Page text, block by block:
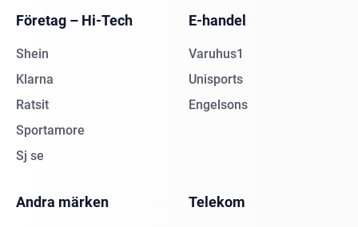
Företag – Hi-Tech
Shein
Klarna
Ratsit
Sportamore
Sj se
E-handel
Varuhus1
Unisports
Engelsons
Andra märken Telekom